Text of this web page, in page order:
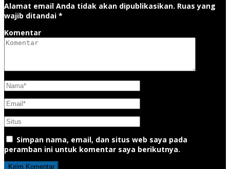
Alamat email Anda tidak akan dipublikasikan. Ruas yang
wajib ditandai *
Komentar
Simpan nama, email, dan situs web saya pada
peramban ini untuk komentar saya berikutnya.